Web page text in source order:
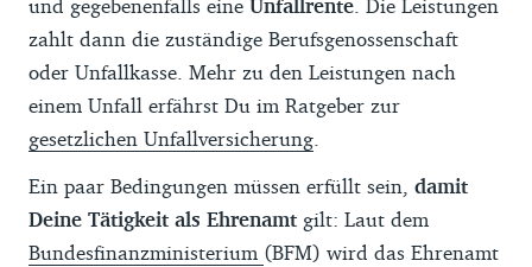
Ehrenamtlichen müssen weisungsgebunden
und im Sinne der vereins- oder
trägerinternen Organisation arbeiten.
Sogenannte Freundschaftsdienste und
Gassigehen – gehören nicht dazu.
und gegebenenfalls eine Unfallrente . Die Leistungen
zahlt dann die zuständige Berufsgenossenschaft
oder Unfallkasse. Mehr zu den Leistungen nach
einem Unfall erfährst Du im Ratgeber zur
gesetzlichen Unfallversicherung
Ein paar Bedingungen müssen erfüllt sein, damit
Deine Tätigkeit als Ehrenamt gilt: Laut dem
Bundesfinanzministerium (BFM) wird das Ehrenamt